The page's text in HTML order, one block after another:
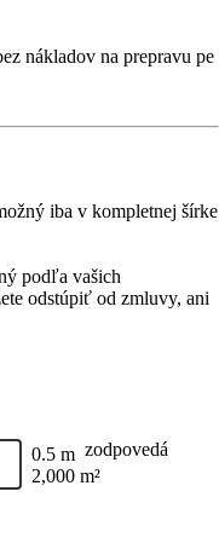
nákladov na prepravu pe
iba v kompletnej šírke
podľa vašich
odstúpiť od zmluvy, ani
0.5 m zodpovedá
2,000 m²